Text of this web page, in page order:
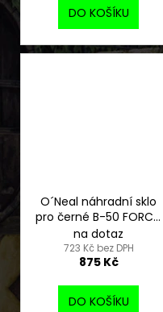
DO KOŠÍKU
O´Neal náhradní sklo
pro černé B-50 FORCE,
silver mirror
na dotaz
723 Kč bez DPH
875 Kč
DO KOŠÍKU